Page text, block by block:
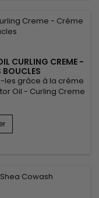
CURLING CREME -
BOUCLES
les grâce à la crème
Oil - Curling Creme
Vitamines C et E et
toute la journée !